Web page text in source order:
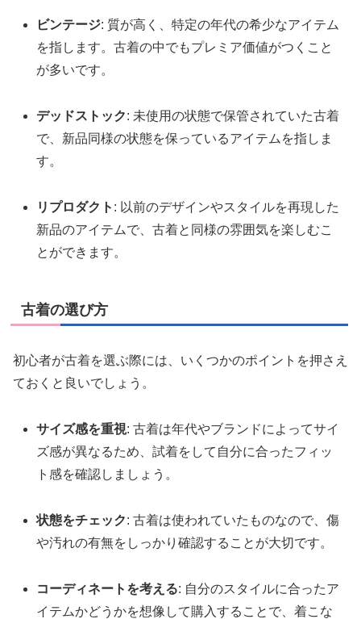
ビンテージ: 質が高く、特定の年代の希少なアイテム
を指します。古着の中でもプレミア価値がつくこと
が多いです。
デッドストック: 未使用の状態で保管されていた古着
で、新品同様の状態を保っているアイテムを指しま
す。
リプロダクト : 以前のデザインやスタイルを再現した
新品のアイテムで、古着と同様の雰囲気を楽しむこ
とができます。
古着の選び方
初心者が古着を選ぶ際には、いくつかのポイントを押さえ
ておくと良いでしょう。
サイズ感を重視: 古着は年代やブランドによってサイ
ズ感が異なるため、試着をして自分に合ったフィッ
ト感を確認しましょう。
状態をチェック: 古着は使われていたものなので、傷
や汚れの有無をしっかり確認することが大切です。
コーディネートを考える: 自分のスタイルに合ったア
イテムかどうかを想像して購入することで、着こな